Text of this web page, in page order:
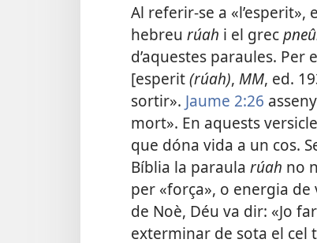
Al referir-se a
hebreu rúah i el grec
d’aquestes paraules. Per
[esperit(rúah), MM, ed.
sortir». Jaume 2:26
mort». En aquests
que dóna vida a un cos.
Bíblia la paraula rúah no
per «força», o energia
de Noè, Déu va dir: «Jo
exterminar de sota el cel